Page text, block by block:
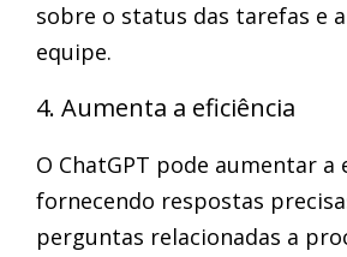
sobre o status das tarefas e
equipe.
4. Aumenta a eficiência
O ChatGPT pode aumentar a
fornecendo respostas
perguntas relacionadas a